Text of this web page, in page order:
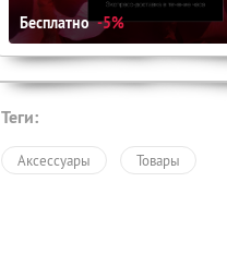
Бесплатно -5%
Теги:
Аксессуары Товары